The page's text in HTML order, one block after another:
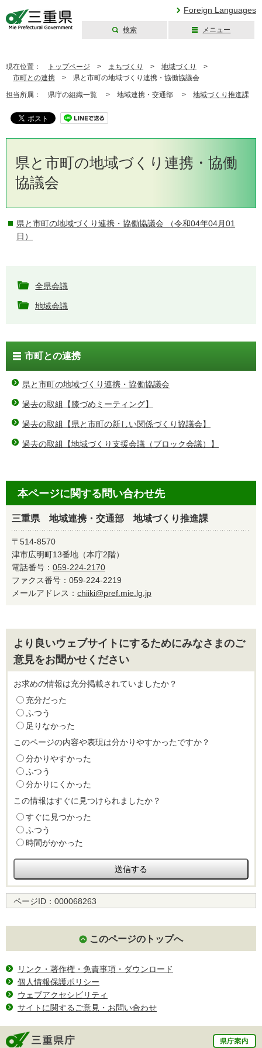
Foreign Languages
検索 メニュー
現在位置： トップページ > まちづくり > 地域づくり
>
市町との連携 > 県と市町の地域づくり連携・協働協議会
担当所属： 県庁の組織一覧 > 地域連携・交通部 > 地域づくり推進課
県と市町の地域づくり連携・協働
協議会
県と市町の地域づくり連携・協働協議会 （令和04年04月01
日）
全県会議
地域会議
市町との連携
県と市町の地域づくり連携・協働協議会
過去の取組【膝づめミーティング】
過去の取組【県と市町の新しい関係づくり協議会】
過去の取組【地域づくり支援会議（ブロック会議）】
本ページに関する問い合わせ先
三重県 地域連携・交通部 地域づくり推進課
〒514-8570
津市広明町13番地（本庁2階）
電話番号： 059-224-2170
ファクス番号：059-224-2219
メールアドレス： chiiki@pref.mie.lg.jp
より良いウェブサイトにするためにみなさまのご
意見をお聞かせください
お求めの情報は充分掲載されていましたか？
充分だった
ふつう
足りなかった
このページの内容や表現は分かりやすかったですか？
分かりやすかった
ふつう
分かりにくかった
この情報はすぐに見つけられましたか？
すぐに見つかった
ふつう
時間がかかった
ページID： 000068263
このページのトップへ
リンク・著作権・免責事項・ダウンロード
個人情報保護ポリシー
ウェブアクセシビリティ
サイトに関するご意見・お問い合わせ